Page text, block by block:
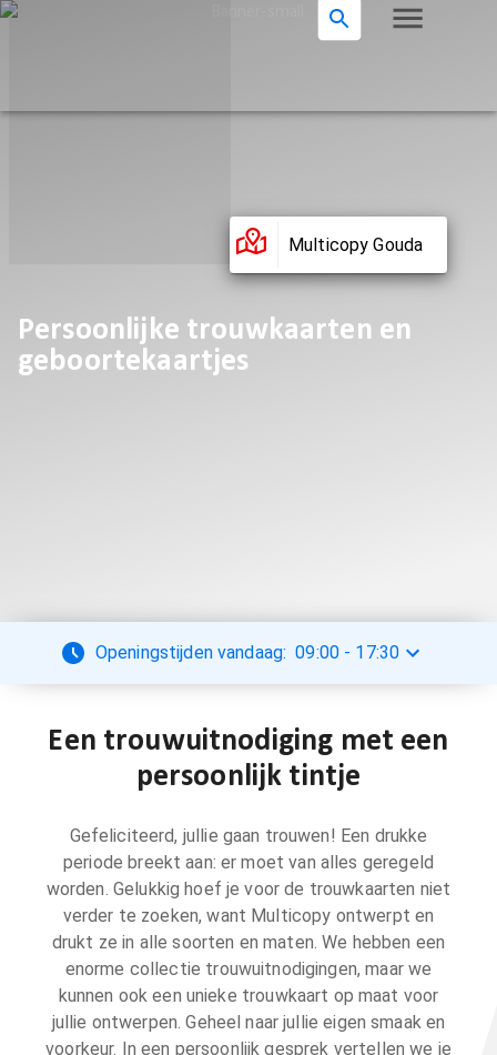
Multicopy Gouda
Persoonlijke trouwkaarten en
geboortekaartjes
Openingstijden vandaag: 09:00 - 17:30
Een trouwuitnodiging met een
persoonlijk tintje
Gefeliciteerd, jullie gaan trouwen! Een drukke
periode breekt aan: er moet van alles geregeld
worden. Gelukkig hoef je voor de trouwkaarten niet
verder te zoeken, want Multicopy ontwerpt en
drukt ze in alle soorten en maten. We hebben een
enorme collectie trouwuitnodigingen, maar we
kunnen ook een unieke trouwkaart op maat voor
jullie ontwerpen. Geheel naar jullie eigen smaak en
voorkeur. In een persoonlijk gesprek vertellen we je